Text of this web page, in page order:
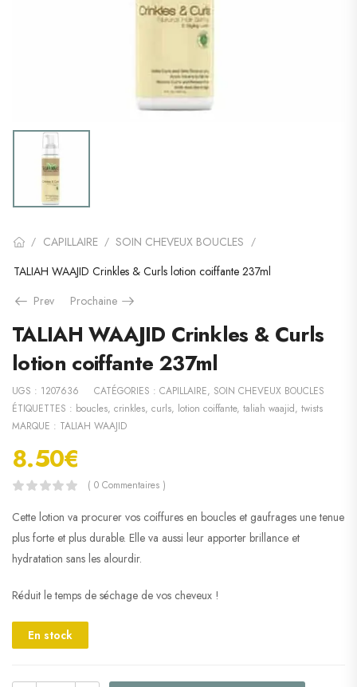
/ CAPILLAIRE / SOIN CHEVEUX BOUCLES /
TALIAH WAAJID Crinkles & Curls lotion coiffante 237ml
Prev
Prochaine
TALIAH WAAJID Crinkles & Curls
lotion coiffante 237ml
UGS : 1207636 CATÉGORIES : CAPILLAIRE, SOIN CHEVEUX BOUCLES
ÉTIQUETTES : boucles, crinkles, curls, lotion coiffante, taliah waajid, twists
MARQUE : TALIAH WAAJID
8.50€
( 0 Commentaires )
Cette lotion va procurer vos coiffures en boucles et gaufrages une tenue
plus forte et plus durable. Elle va aussi leur apporter brillance et
hydratation sans les alourdir.
Réduit le temps de séchage de vos cheveux !
En stock